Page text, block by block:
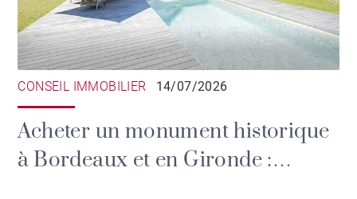
CONSEIL IMMOBILIER 14/07/2026
Acheter un monument historique
à Bordeaux et en Gironde :